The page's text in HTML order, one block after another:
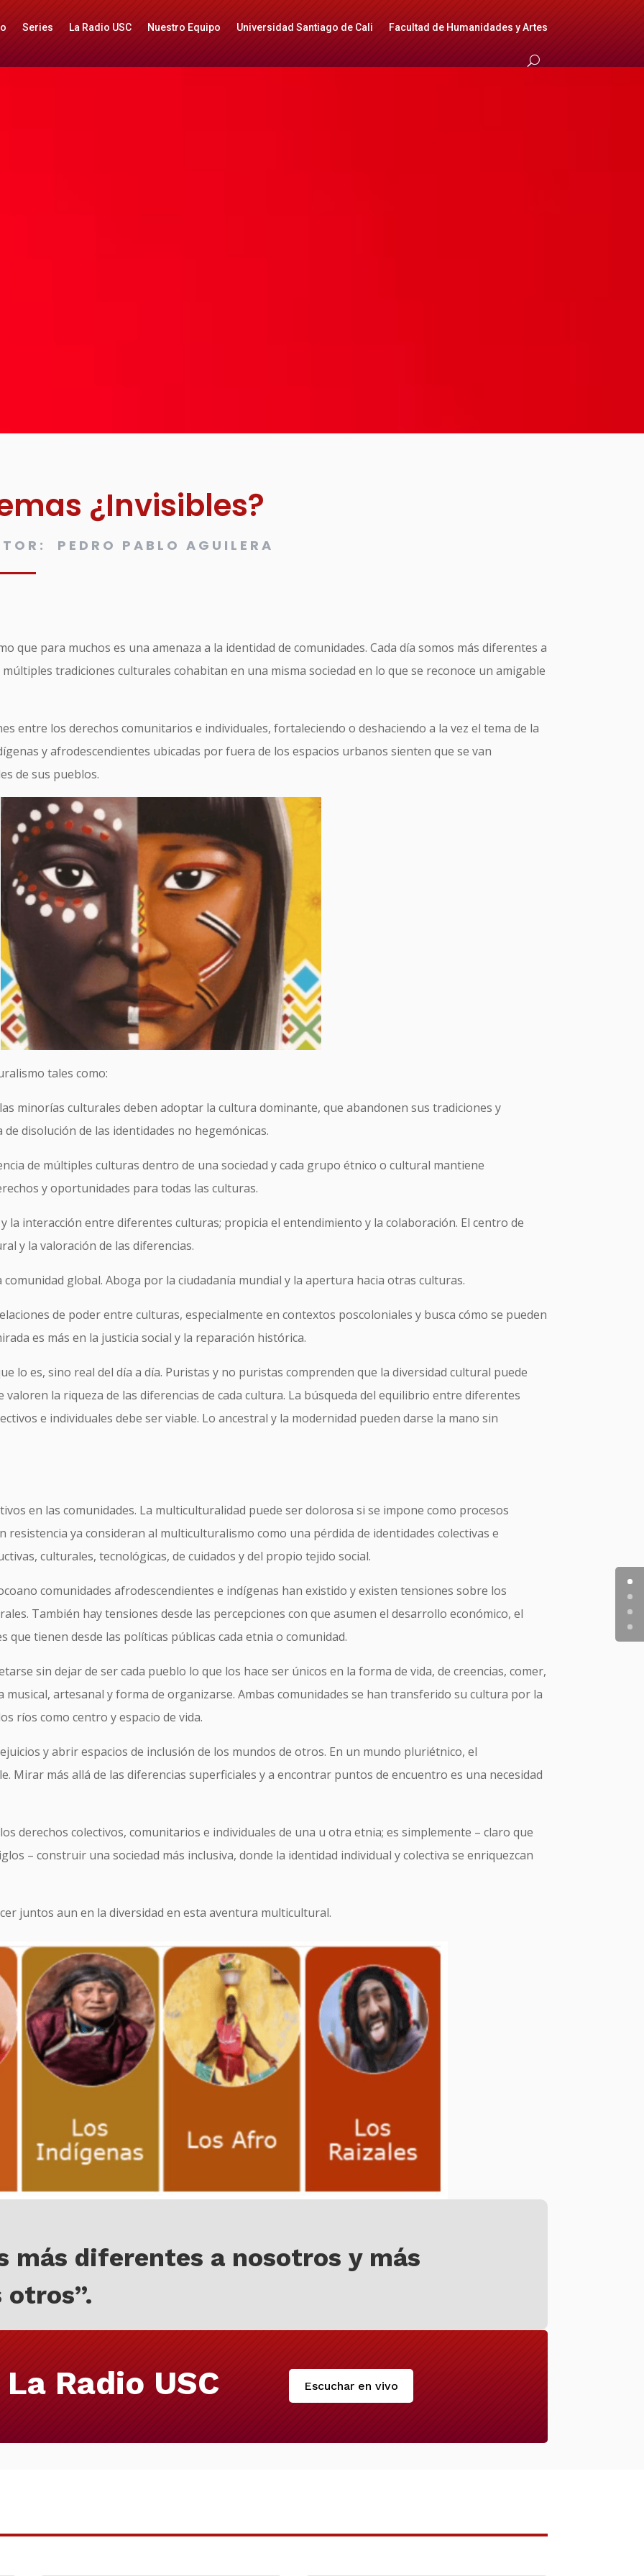
Series La Radio USC Nuestro Equipo Universidad Santiago de Cali Facultad de Humanidades y Artes
¿Invisibles?
PEDRO PABLO AGUILERA
que para muchos es una amenaza a la identidad de comunidades. Cada día somos más diferentes a
tradiciones culturales cohabitan en una misma sociedad en lo que se reconoce un amigable
entre los derechos comunitarios e individuales, fortaleciendo o deshaciendo a la vez el tema de la
y afrodescendientes ubicadas por fuera de los espacios urbanos sienten que se van
de sus pueblos.
tales como:
minorías culturales deben adoptar la cultura dominante, que abandonen sus tradiciones y
disolución de las identidades no hegemónicas.
de múltiples culturas dentro de una sociedad y cada grupo étnico o cultural mantiene
y oportunidades para todas las culturas.
la interacción entre diferentes culturas; propicia el entendimiento y la colaboración. El centro de
y la valoración de las diferencias.
global. Aboga por la ciudadanía mundial y la apertura hacia otras culturas.
de poder entre culturas, especialmente en contextos poscoloniales y busca cómo se pueden
es más en la justicia social y la reparación histórica.
lo es, sino real del día a día. Puristas y no puristas comprenden que la diversidad cultural puede
la riqueza de las diferencias de cada cultura. La búsqueda del equilibrio entre diferentes
e individuales debe ser viable. Lo ancestral y la modernidad pueden darse la mano sin
en las comunidades. La multiculturalidad puede ser dolorosa si se impone como procesos
resistencia ya consideran al multiculturalismo como una pérdida de identidades colectivas e
culturales, tecnológicas, de cuidados y del propio tejido social.
comunidades afrodescendientes e indígenas han existido y existen tensiones sobre los
También hay tensiones desde las percepciones con que asumen el desarrollo económico, el
tienen desde las políticas públicas cada etnia o comunidad.
sin dejar de ser cada pueblo lo que los hace ser únicos en la forma de vida, de creencias, comer,
artesanal y forma de organizarse. Ambas comunidades se han transferido su cultura por la
ríos como centro y espacio de vida.
y abrir espacios de inclusión de los mundos de otros. En un mundo pluriétnico, el
Mirar más allá de las diferencias superficiales y a encontrar puntos de encuentro es una necesidad
derechos colectivos, comunitarios e individuales de una u otra etnia; es simplemente – claro que
– construir una sociedad más inclusiva, donde la identidad individual y colectiva se enriquezcan
juntos aun en la diversidad en esta aventura multicultural.
más diferentes a nosotros y más
otros”.
Radio USC Escuchar en vivo